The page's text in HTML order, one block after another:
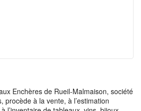
Enchères de Rueil-Malmaison, société
procède à la vente, à l’estimation